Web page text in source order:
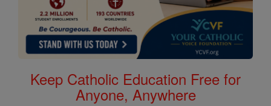
Keep Catholic Education Free for
Anyone, Anywhere